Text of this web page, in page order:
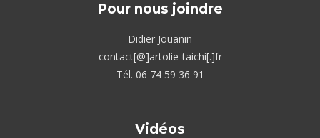
Pour nous joindre
Didier Jouanin
contact[@]artolie-taichi[.]fr
Tél. 06 74 59 36 91
Vidéos